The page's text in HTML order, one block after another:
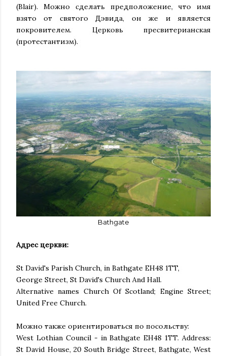
(Blair). Можно сделать предположение, что имя
взято от святого Дэвида, он же и является
покровителем. Церковь пресвитерианская
(протестантизм).
Bathgate
Адрес церкви:
St David's Parish Church, in Bathgate EH48 1TT,
George Street, St David's Church And Hall.
Alternative names Church Of Scotland; Engine Street;
United Free Church.
Можно также ориентироваться по посольству:
West Lothian Council - in Bathgate EH48 1TT. Address:
St David House, 20 South Bridge Street, Bathgate, West